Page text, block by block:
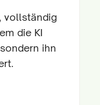
vollständig
die KI
ihn